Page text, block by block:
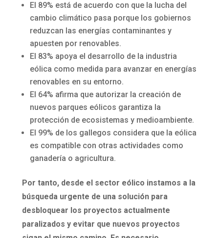
El 89% está de acuerdo con que la lucha del
cambio climático pasa porque los gobiernos
reduzcan las energías contaminantes y
apuesten por renovables.
El 83% apoya el desarrollo de la industria
eólica como medida para avanzar en energías
renovables en su entorno.
El 64% afirma que autorizar la creación de
nuevos parques eólicos garantiza la
protección de ecosistemas y medioambiente.
El 99% de los gallegos considera que la eólica
es compatible con otras actividades como
ganadería o agricultura.
Por tanto, desde el sector eólico instamos a la
búsqueda urgente de una solución para
desbloquear los proyectos actualmente
paralizados y evitar que nuevos proyectos